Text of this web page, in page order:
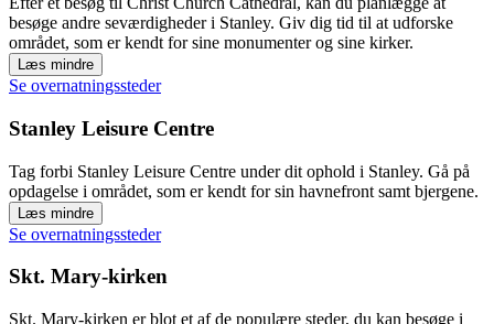
besøge andre seværdigheder i Stanley. Giv dig tid til at udforske
området, som er kendt for sine monumenter og sine kirker.
Læs mindre
Se overnatningssteder
Stanley Leisure Centre
Tag forbi Stanley Leisure Centre under dit ophold i Stanley. Gå på
opdagelse i området, som er kendt for sin havnefront samt bjergene.
Læs mindre
Se overnatningssteder
Skt. Mary-kirken
Skt. Mary-kirken er blot et af de populære steder, du kan besøge i